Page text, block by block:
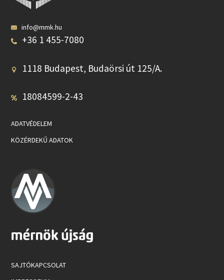
info@mmk.hu
+36 1 455-7080
1118 Budapest, Budaörsi út 125/A.
18084599-2-43
ADATVÉDELEM
KÖZÉRDEKŰ ADATOK
SAJTÓKAPCSOLAT